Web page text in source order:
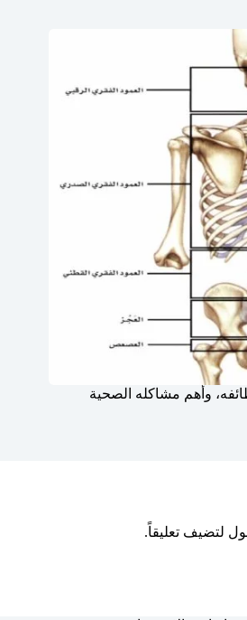
وأهم مشاكله الصحية
لتضيف تعليقاً.